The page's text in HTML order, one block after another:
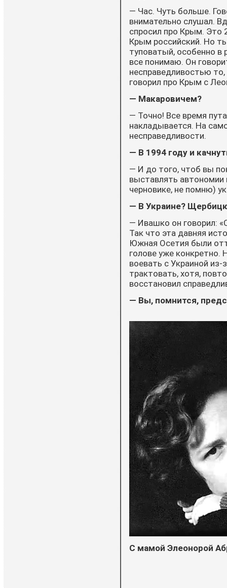
— Час. Чуть больше.
внимательно слушал.
спросил про Крым. Это
Крым российский. Но
туповатый, особенно
все понимаю. Он
несправедливостью
говорил про Крым с
— Макаровичем?
— Точно! Все время
накладывается. На
несправедливости.
— В 1994 году и
— И до того, чтоб вы
выставлять автономии
черновике, не помню)
— В Украине?
— Ивашко он говорил:
Так что эта давняя
Южная Осетия были
голове уже конкретно.
воевать с Украиной
трактовать, хотя,
восстановил
— Вы, помнится,
С мамой Элеонорой